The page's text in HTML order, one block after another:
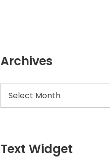
Archives
Text Widget